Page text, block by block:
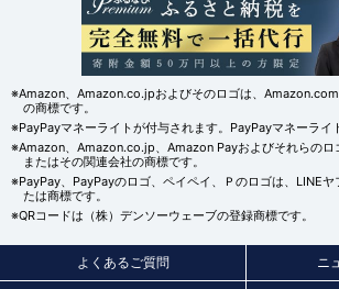
※Amazon、Amazon.co.jpおよびそのロゴは、
の商標です。
※PayPayマネーライトが付与されます。PayPayマネーライ
※Amazon、Amazon.co.jp、Amazon Payおよびそれらの
またはその関連会社の商標です。
※PayPay、PayPayのロゴ、ペイペイ、Ｐのロゴは、LINEヤ
たは商標です。
※QRコードは（株）デンソーウェーブの登録商標です。
よくあるご質問 ニ